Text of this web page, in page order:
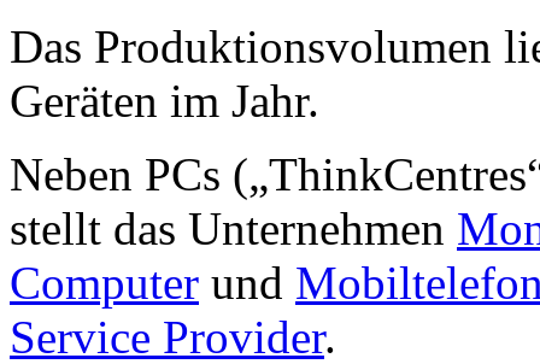
Das Produktionsvolumen
Geräten im Jahr.
Neben PCs
stellt das Unternehmen
Computer und
Service Provider.